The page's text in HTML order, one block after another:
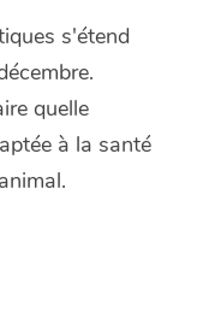
s'étend
quelle
à la santé